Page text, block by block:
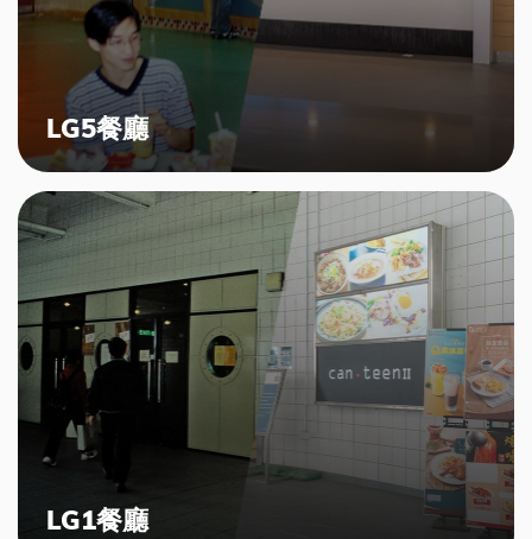
LG5餐廳
LG1餐廳